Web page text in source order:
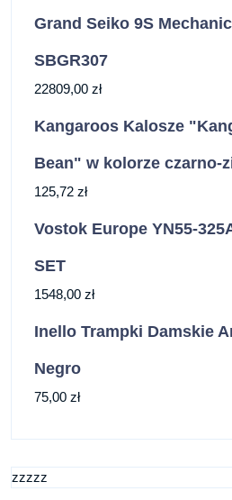
Grand Seiko 9S
SBGR307
22809,00 zł
Kangaroos Kalosze
Bean" w kolorze czarno-
125,72 zł
Vostok Europe YN55-
SET
1548,00 zł
Inello Trampki Damskie
Negro
75,00 zł
zzzzz